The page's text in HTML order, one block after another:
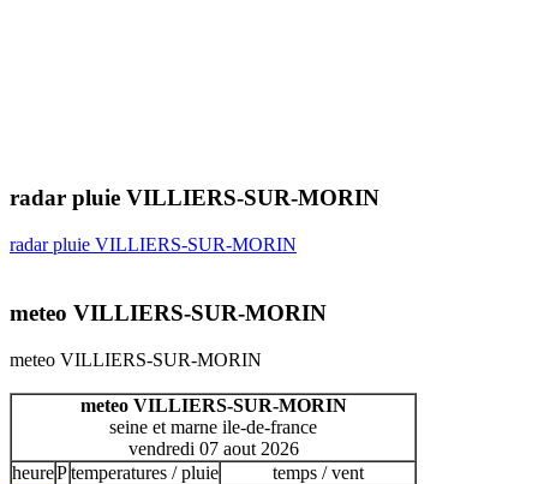
radar pluie VILLIERS-SUR-MORIN
radar pluie VILLIERS-SUR-MORIN
meteo VILLIERS-SUR-MORIN
meteo VILLIERS-SUR-MORIN
meteo VILLIERS-SUR-MORIN
seine et marne ile-de-france
vendredi 07 aout 2026
heurePtemperatures / pluie temps / vent